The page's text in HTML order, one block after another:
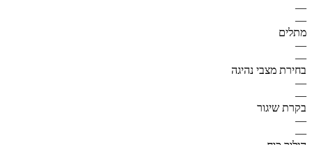
—
—
מתלים
—
—
בחירת מצבי נהיגה
—
—
בקרת שיגור
—
—